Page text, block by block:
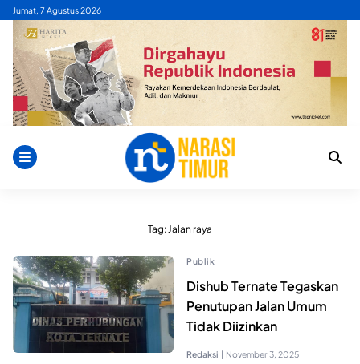
Skip
content
Jumat, 7 Agustus 2026
Tag: Jalan raya
Publik
Dishub Ternate Tegaskan
Penutupan Jalan Umum
Tidak Diizinkan
Redaksi | November 3, 2025